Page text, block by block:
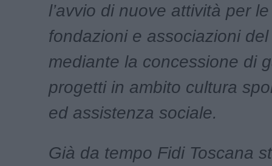
l’avvio di nuove attività per
fondazioni e associazioni
mediante la concessione di
progetti in ambito cultura
ed assistenza sociale.
Già da tempo Fidi Toscana